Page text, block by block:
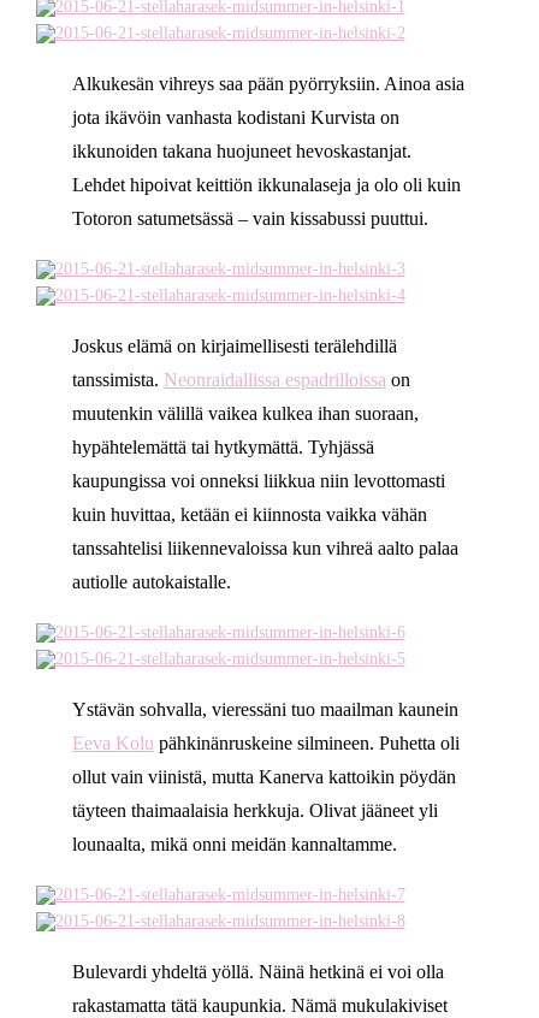
Alkukesän vihreys saa pään pyörryksiin. Ainoa asia
jota ikävöin vanhasta kodistani Kurvista on
ikkunoiden takana huojuneet hevoskastanjat.
Lehdet hipoivat keittiön ikkunalaseja ja olo oli kuin
Totoron satumetsässä – vain kissabussi puuttui.
Joskus elämä on kirjaimellisesti terälehdillä
tanssimista. Neonraidallissa espadrilloissa on
muutenkin välillä vaikea kulkea ihan suoraan,
hypähtelemättä tai hytkymättä. Tyhjässä
kaupungissa voi onneksi liikkua niin levottomasti
kuin huvittaa, ketään ei kiinnosta vaikka vähän
tanssahtelisi liikennevaloissa kun vihreä aalto palaa
autiolle autokaistalle.
Ystävän sohvalla, vieressäni tuo maailman kaunein
Eeva Kolu pähkinänruskeine silmineen. Puhetta oli
ollut vain viinistä, mutta Kanerva kattoikin pöydän
täyteen thaimaalaisia herkkuja. Olivat jääneet yli
lounaalta, mikä onni meidän kannaltamme.
Bulevardi yhdeltä yöllä. Näinä hetkinä ei voi olla
rakastamatta tätä kaupunkia. Nämä mukulakiviset